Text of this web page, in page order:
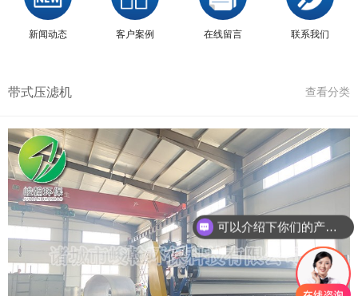
新闻动态 客户案例 在线留言 联系我们
带式压滤机 查看分类
可以介绍下你们的产品么
你们是怎么收费的呢